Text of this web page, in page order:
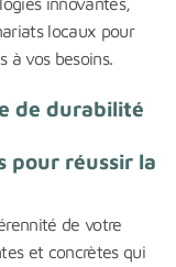
locaux pour
à vos besoins.
de durabilité
pour réussir la
de votre
et concrètes qui